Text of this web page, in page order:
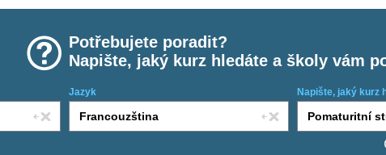
Potřebujete poradit?
Napište, jaký kurz hledáte a školy vám
Jazyk Napište, jaký kurz